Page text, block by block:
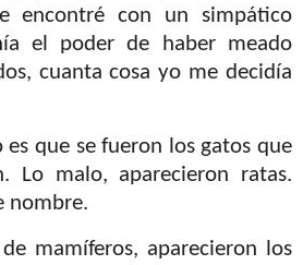
encontré con un simpático
el poder de haber meado
cuanta cosa yo me decidía
es que se fueron los gatos que
Lo malo, aparecieron ratas.
nombre.
mamíferos, aparecieron los